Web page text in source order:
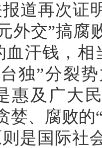
道再次证
外交”搞腐
血汗钱，
独”分裂
惠及广大
婪、腐败的
是国际社